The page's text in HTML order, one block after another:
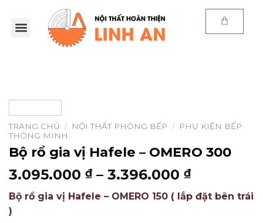
TRANG CHỦ / NỘI THẤT PHÒNG BẾP /
PHỤ KIỆN BẾP
THÔNG MINH
Bộ rổ gia vị Hafele – OMERO 300
3.095.000 ₫– 3.396.000 ₫
Bộ rổ gia vị Hafele – OMERO 150 ( lắp đặt bên trái
)